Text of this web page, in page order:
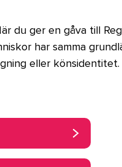
du ger en gåva till
har samma
eller könsidentitet.